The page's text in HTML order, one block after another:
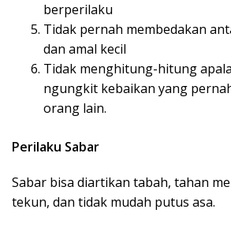
berperilaku
Tidak pernah membedakan
dan amal kecil
Tidak menghitung-hitung
ngungkit kebaikan yang
orang lain.
Perilaku Sabar
Sabar bisa diartikan tabah, tahan
tekun, dan tidak mudah putus asa.